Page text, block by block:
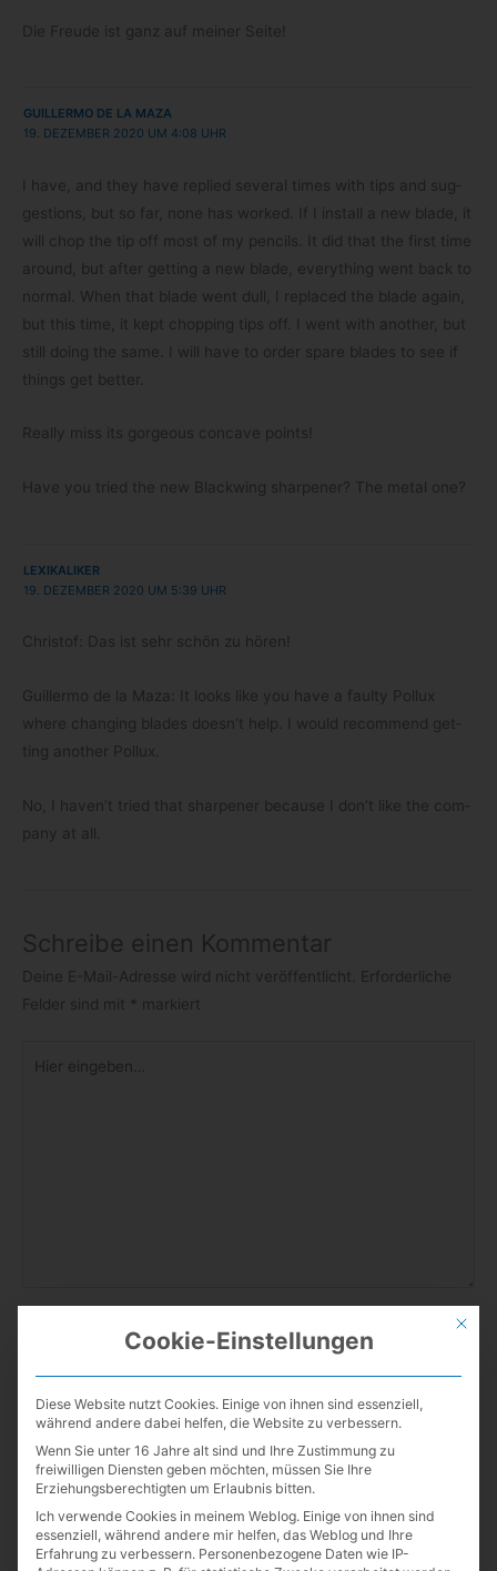
Die Freude ist ganz auf mei­ner Seite!
GUILLERMO DE LA MAZA
19. DEZEMBER 2020 UM 4:08 UHR
I have, and they have replied seve­ral times with tips and sug­
ges­ti­ons, but so far, none has worked. If I install a new blade, it
will chop the tip off most of my pen­cils. It did that the first time
around, but after get­ting a new blade, ever­y­thing went back to
nor­mal. When that blade went dull, I repla­ced the blade again,
but this time, it kept chop­ping tips off. I went with ano­ther, but
still doing the same. I will have to order spare blades to see if
things get better.
Really miss its gor­ge­ous con­cave points!
Have you tried the new Black­wing shar­pe­ner? The metal one?
LEXIKALIKER
19. DEZEMBER 2020 UM 5:39 UHR
Chris­tof: Das ist sehr schön zu hören!
Guil­lermo de la Maza: It looks like you have a faulty Pol­lux
where chan­ging blades doesn’t help. I would recom­mend get­
ting ano­ther Pollux.
No, I haven’t tried that shar­pe­ner because I don’t like the com­
pany at all.
Schreibe einen Kommentar
Deine E-Mail-Adresse wird nicht veröffentlicht.
Erforderliche
Felder sind mit
* markiert
eingeben…
Mail-
Adresse
Website
Mit
Cookie-Einstellungen
Diese Website nutzt Cookies. Einige von ihnen sind essenziell,
während andere dabei helfen, die Website zu verbessern.
Wenn Sie unter 16 Jahre alt sind und Ihre Zustimmung zu
freiwilligen Diensten geben möchten, müssen Sie Ihre
Erziehungsberechtigten um Erlaubnis bitten.
Ich verwende Cookies in meinem Weblog. Einige von ihnen sind
essenziell, während andere mir helfen, das Weblog und Ihre
Erfahrung zu verbessern. Personenbezogene Daten wie IP-